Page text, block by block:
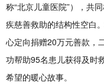
称“北京儿童医院”），共
疾慈善救助的结构性空白
心定向捐赠20万元善款，
功帮助95名患儿获得及时
希望的暖心故事。